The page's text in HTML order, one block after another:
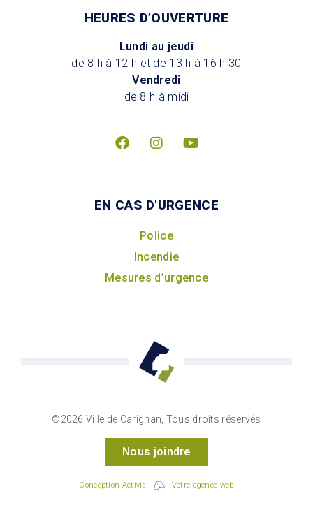
HEURES D’OUVERTURE
Lundi au jeudi
de 8 h à 12 h et de 13 h à 16 h 30
Vendredi
de 8 h à midi
EN CAS D'URGENCE
Police
Incendie
Mesures d’urgence
©2026 Ville de Carignan, Tous droits réservés
Nous joindre
Conception Activis Votre agence web